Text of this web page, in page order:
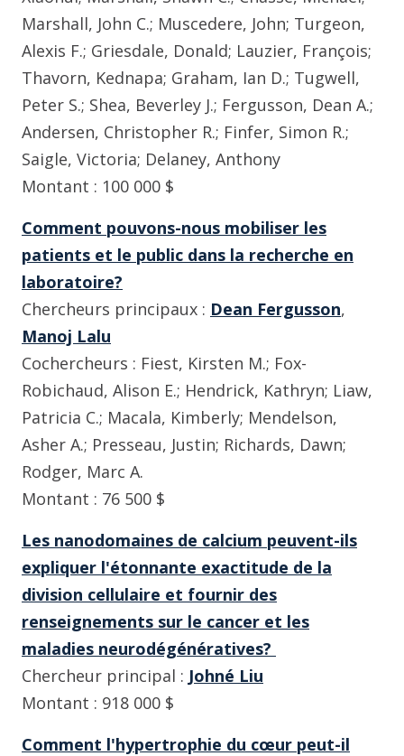
Marshall, John C.; Muscedere, John; Turgeon,
Alexis F.; Griesdale, Donald; Lauzier, François;
Thavorn, Kednapa; Graham, Ian D.; Tugwell,
Peter S.; Shea, Beverley J.; Fergusson, Dean A.;
Andersen, Christopher R.; Finfer, Simon R.;
Saigle, Victoria; Delaney, Anthony
Montant : 100 000 $
Comment pouvons-nous mobiliser les
patients et le public dans la recherche en
laboratoire?
Chercheurs principaux : Dean Fergusson,
Manoj Lalu
Cochercheurs : Fiest, Kirsten M.; Fox-
Robichaud, Alison E.; Hendrick, Kathryn; Liaw,
Patricia C.; Macala, Kimberly; Mendelson,
Asher A.; Presseau, Justin; Richards, Dawn;
Rodger, Marc A.
Montant : 76 500 $
Les nanodomaines de calcium peuvent-ils
expliquer l'étonnante exactitude de la
division cellulaire et fournir des
renseignements sur le cancer et les
maladies neurodégénératives?
Chercheur principal : Johné Liu
Montant : 918 000 $
Comment l'hypertrophie du cœur peut-il